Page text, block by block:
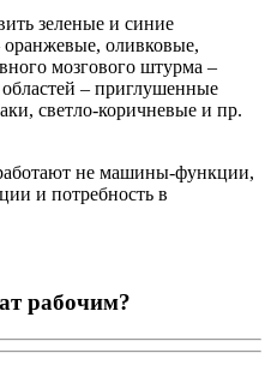
зеленые и синие
оранжевые, оливковые,
мозгового штурма –
– приглушенные
светло-коричневые и пр.
не машины-функции,
и потребность в
рабочим?